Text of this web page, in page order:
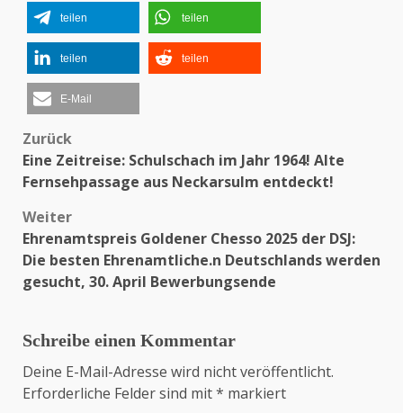
teilen teilen
teilen teilen
E-Mail
Beitragsnavigation
Zurück
Eine Zeitreise: Schulschach im Jahr 1964! Alte
Fernsehpassage aus Neckarsulm entdeckt!
Weiter
Ehrenamtspreis Goldener Chesso 2025 der DSJ:
Die besten Ehrenamtliche.n Deutschlands werden
gesucht, 30. April Bewerbungsende
Schreibe einen Kommentar
Deine E-Mail-Adresse wird nicht veröffentlicht.
Erforderliche Felder sind mit* markiert